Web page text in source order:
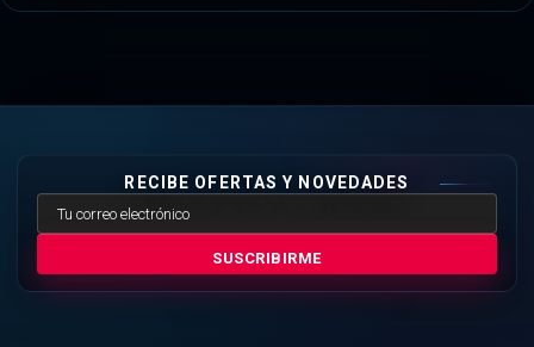
RECIBE OFERTAS Y NOVEDADES
SUSCRIBIRME